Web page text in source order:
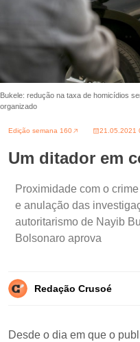
Bukele: redução na taxa de homicídios
organizado
Edição semana 160 21.05.2021
Um ditador em
Proximidade com o
e anulação das
autoritarismo de Nayib
Bolsonaro aprova
Redação Crusoé
Desde o dia em que o